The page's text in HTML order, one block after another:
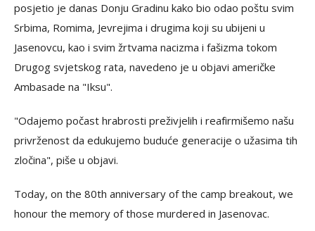
posjetio je danas Donju Gradinu kako bio odao poštu svim
Srbima, Romima, Jevrejima i drugima koji su ubijeni u
Jasenovcu, kao i svim žrtvama nacizma i fašizma tokom
Drugog svjetskog rata, navedeno je u objavi američke
Ambasade na "Iksu".
"Odajemo počast hrabrosti preživjelih i reafirmišemo našu
privrženost da edukujemo buduće generacije o užasima tih
zločina", piše u objavi.
Today, on the 80th anniversary of the camp breakout, we
honour the memory of those murdered in Jasenovac.